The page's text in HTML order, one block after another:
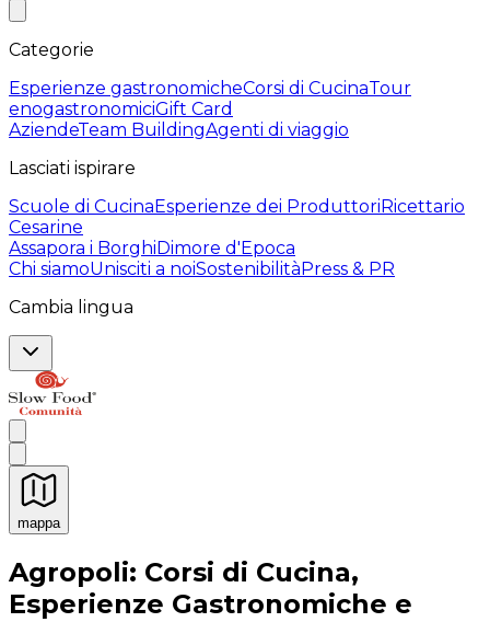
Categorie
Esperienze gastronomicheCorsi di CucinaTour
enogastronomiciGift Card
AziendeTeam BuildingAgenti di viaggio
Lasciati ispirare
Scuole di CucinaEsperienze dei ProduttoriRicettario
Cesarine
Assapora i BorghiDimore d'Epoca
Chi siamoUnisciti a noiSostenibilitàPress & PR
Cambia lingua
mappa
Esperienze culinarie indimenticabili: Esperienze
Agropoli: Corsi di Cucina,
Esperienze Gastronomiche e